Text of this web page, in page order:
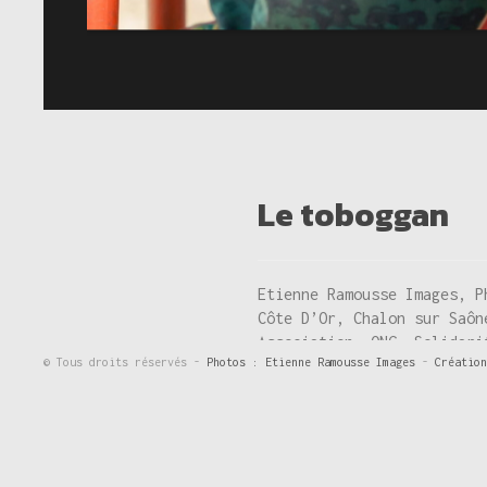
© Tous droits réservés - Photos : Etienne Ramousse Images -
Le toboggan
Etienne Ramousse
Côte D’Or, Chalon sur
Association, ONG,
International,